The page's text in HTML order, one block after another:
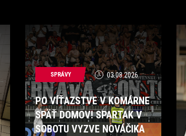
SPRÁVY 03.08.2026
PO VÍŤAZSTVE V KOMÁRNE
SPÄŤ DOMOV! SPARTAK V
SOBOTU VYZVE NOVÁČIKA